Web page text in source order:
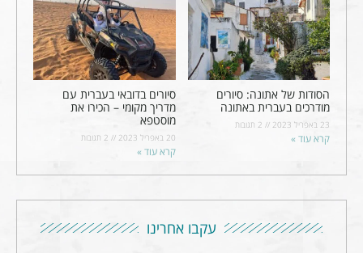
הסודות של אתונה: סיורים
מודרכים בעברית באתונה
23 באפריל 2023
קרא עוד »
סיורים בדובאי בעברית עם
מדריך מקומי – הכירו את
מוסטפא
20 באפריל 2023
קרא עוד »
עקבו אחרינו